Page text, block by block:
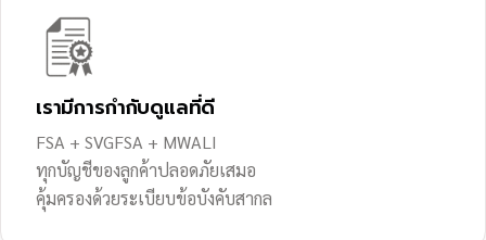
เรามีการกำกับดูแลที่ดี
FSA + SVGFSA + MWALI
ทุกบัญชีของลูกค้าปลอดภัยเสมอ
คุ้มครองด้วยระเบียบข้อบังคับสากล